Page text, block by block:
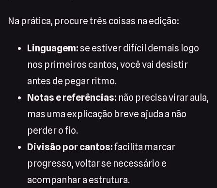
Na prática, procure três coisas na edição:
Linguagem:se estiver difícil demais logo
nos primeiros cantos, você vai desistir
antes de pegar ritmo.
Notas e referências: não precisa virar aula,
mas uma explicação breve ajuda a não
perder o fio.
Divisão por cantos:facilita marcar
progresso, voltar se necessário e
acompanhar a estrutura.